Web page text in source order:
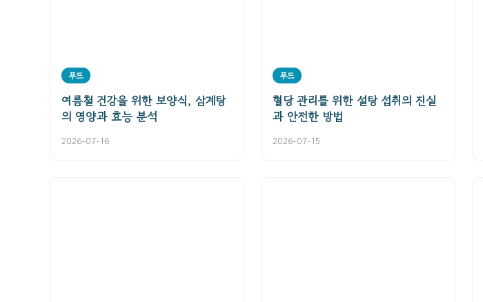
푸드
여름철 건강을 위한 보양식, 삼계탕
의 영양과 효능 분석
2026-07-16
푸드
혈당 관리를 위한 설탕 섭취의 진실
과 안전한 방법
2026-07-15